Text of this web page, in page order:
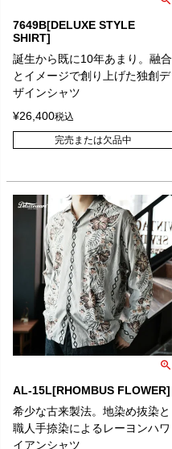
7649B[DELUXE STYLE
SHIRT]
誕生から既に10年あまり。融合
とイメージで創り上げた独創デ
ザインシャツ
¥26,400税込
完売または欠品中
AL-15L[RHOMBUS FLOWER]
希少な古来製法。地染め抜染と
職人手捺染によるレーヨンハワ
イアンシャツ